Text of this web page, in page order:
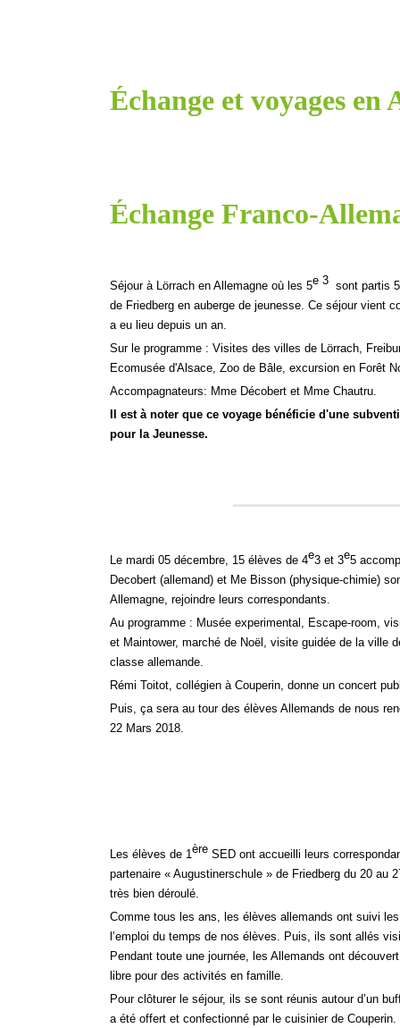
Les élèves de 1ère SED ont accueilli leurs
partenaire « Augustinerschule » de Friedberg du 20 au
très bien déroulé.
Comme tous les ans, les élèves allemands ont suivi
l’emploi du temps de nos élèves. Puis, ils sont allés
Pendant toute une journée, les Allemands ont
libre pour des activités en famille.
Pour clôturer le séjour, ils se sont réunis autour d’un
a été offert et confectionné par le cuisinier de Couperin.
Le mardi 05 décembre, 15 élèves de 4e3 et 3e5
Decobert (allemand) et Me Bisson (physique-chimie)
Allemagne, rejoindre leurs correspondants.
Au programme : Musée experimental, Escape-room,
et Maintower, marché de Noël, visite guidée de la ville
classe allemande.
Rémi Toitot, collégien à Couperin, donne un concert
Puis, ça sera au tour des élèves Allemands de nous
22 Mars 2018.
Séjour à Lörrach en Allemagne où les 5e 3 sont partis
de Friedberg en auberge de jeunesse. Ce séjour vient
a eu lieu depuis un an.
Sur le programme : Visites des villes de Lörrach,
Ecomusée d'Alsace, Zoo de Bâle, excursion en Forêt
Accompagnateurs: Mme Décobert et Mme Chautru.
Il est à noter que ce voyage bénéficie d'une
pour la Jeunesse.
Échange Franco-
Échange et voyages en